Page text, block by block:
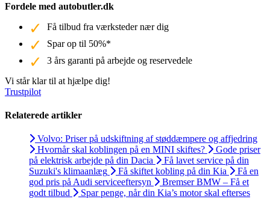
Fordele med autobutler.dk
Få tilbud fra værksteder nær dig
Spar op til 50%*
3 års garanti på arbejde og reservedele
Vi står klar til at hjælpe dig!
Trustpilot
Relaterede artikler
Volvo: Priser på udskiftning af støddæmpere og affjedring
Hvornår skal koblingen på en MINI skiftes?
Gode priser
på elektrisk arbejde på din Dacia
Få lavet service på din
Suzuki's klimaanlæg
Få skiftet kobling på din Kia
Få en
god pris på Audi serviceeftersyn
Bremser BMW – Få et
godt tilbud
Spar penge, når din Kia’s motor skal efterses